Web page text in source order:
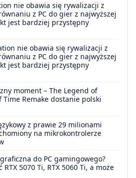
nie obawia się rywalizacji z
z PC do gier z najwyższej
jest bardziej przystępny
nie obawia się rywalizacji z
z PC do gier z najwyższej
jest bardziej przystępny
moment – The Legend of
Time Remake dostanie polski
z prawie 29 milionami
na mikrokontrolerze
do PC gamingowego?
5070 Ti, RTX 5060 Ti, a może